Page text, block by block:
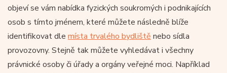
objeví se vám nabídka fyzických soukromých i podnikajících
osob s tímto jménem, které můžete následně blíže
identifikovat dle místa trvalého bydliště nebo sídla
provozovny. Stejně tak můžete vyhledávat i všechny
právnické osoby či úřady a orgány veřejné moci. Například